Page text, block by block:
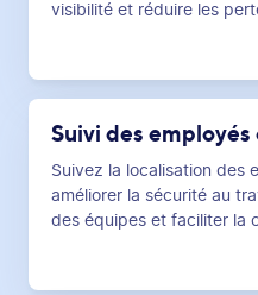
visibilité et réduire les
Suivi des
Suivez la localisation des
améliorer la sécurité au
des équipes et faciliter la